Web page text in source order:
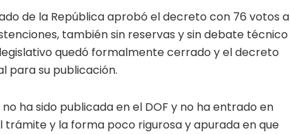
de la República aprobó el decreto con 76 votos a
también sin reservas y sin debate técnico
quedó formalmente cerrado y el decreto
para su publicación.
ha sido publicada en el DOF y no ha entrado en
trámite y la forma poco rigurosa y apurada en que